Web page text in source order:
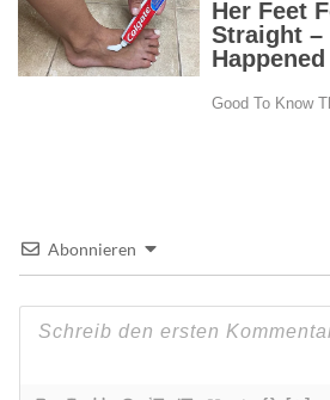
Abonnieren